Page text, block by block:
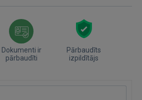
Dokumenti ir
pārbaudīti
Pārbaudīts
izpildītājs